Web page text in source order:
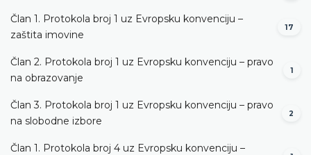
Član 1. Protokola broj 1 uz Evropsku konvenciju –
zaštita imovine
17
Član 2. Protokola broj 1 uz Evropsku konvenciju – pravo
na obrazovanje
1
Član 3. Protokola broj 1 uz Evropsku konvenciju – pravo
na slobodne izbore
2
Član 1. Protokola broj 4 uz Evropsku konvenciju –